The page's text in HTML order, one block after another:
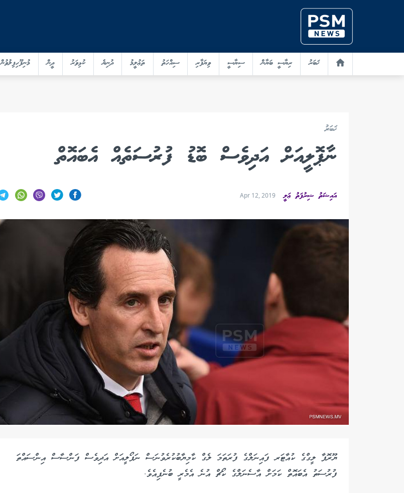
ޚަބަރު ރިޔާސީ ބަޔާން ސިޔާސީ ވިޔަފާރި ސިއްހަތު ތަޢުލީމު ދުނިޔެ ކުޅިވަރު ދީން މުނިފޫހިފިލުވުން
ޚަބަރު
ނާޕޮލީއަށް އަދިވެސް ބޮޑު ފުރުސަތެއް އެބައޮތް
އައިޝަތު ޝިރުފަތު ޢަލީ Apr 12, 2019
ޔޫރޮޕާ ލީގްގެ ކުއާޓަރ ފައިނަލްގެ ފުރަތަމަ ލެގް ކާމިޔާބުކުރެވުނަސް ނަޕޯލީއަށް އަދިވެސް ފަންސާސް އިންސައްތަ
ފުރުސަތު އެބައޮތް ކަމަށް އާސެނަލްގެ ކޯޗް އުނެ އެމެރީ ބުނެފިއެވެ.